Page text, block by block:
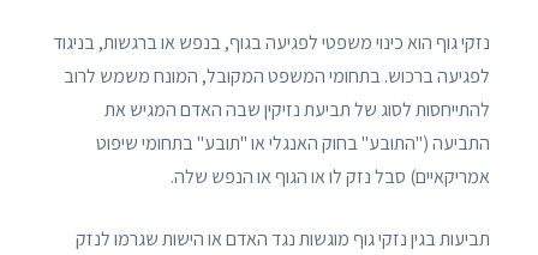
נזקי גוף הוא כינוי משפטי לפגיעה בגוף, בנפש או ברגשות, בניגוד
לפגיעה ברכוש. בתחומי המשפט המקובל, המונח משמש לרוב
להתייחסות לסוג של תביעת נזיקין שבה האדם המגיש את
התביעה ("התובע" בחוק האנגלי או "תובע" בתחומי שיפוט
אמריקאיים) סבל נזק לו או הגוף או הנפש שלה.
תביעות בגין נזקי גוף מוגשות נגד האדם או הישות שגרמו לנזק